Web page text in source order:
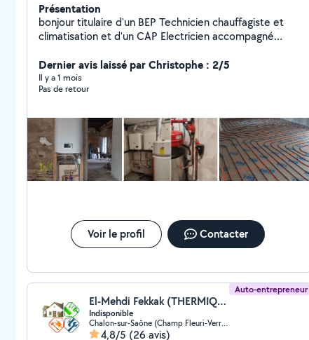
Présentation
bonjour titulaire d'un BEP Technicien chauffagiste et
climatisation et d'un CAP Electricien accompagné
domaines . Je propose mes services avec sérieux et
rigueur n'hésitez pas à me contacter
Dernier avis laissé par Christophe : 2/5
Il y a 1 mois
Pas de retour
Voir le profil Contacter
Auto-entrepreneur
El-Mehdi Fekkak (THERMIQUE PRO MULTISERVICES)
Indisponible
Chalon-sur-Saône (Champ Fleuri-Verrerie)
4,8/5 (26 avis)